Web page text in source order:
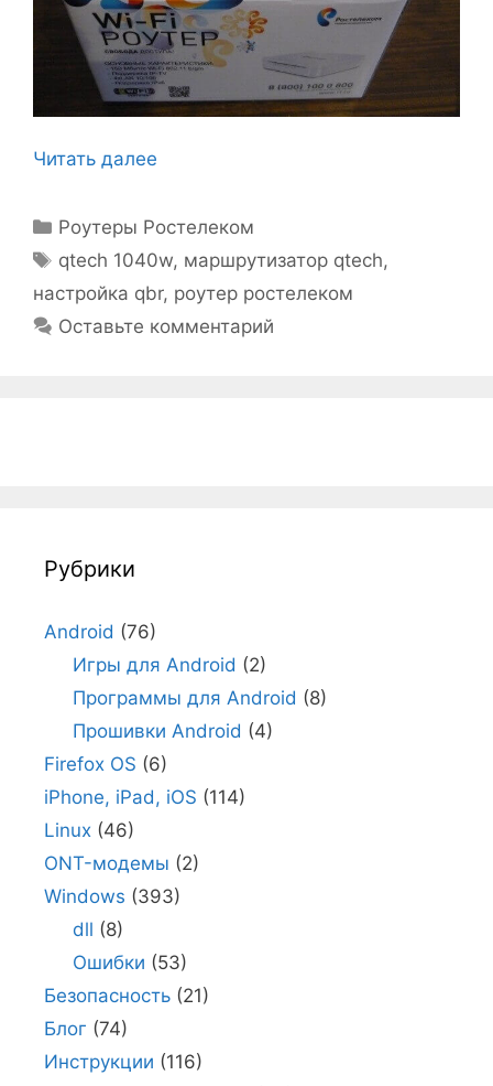
Читать далее
Рубрики
Роутеры Ростелеком
Метки
qtech 1040w, маршрутизатор qtech,
настройка qbr, роутер ростелеком
Оставьте комментарий
Рубрики
Android (76)
Игры для Android (2)
Программы для Android (8)
Прошивки Android (4)
Firefox OS (6)
iPhone, iPad, iOS (114)
Linux (46)
ONT-модемы (2)
Windows (393)
dll (8)
Ошибки (53)
Безопасность (21)
Блог (74)
Инструкции (116)